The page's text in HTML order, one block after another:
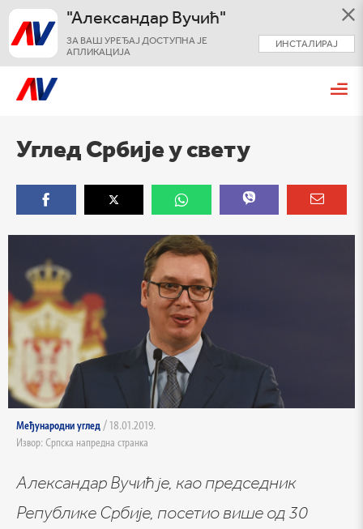
"Александар Вучић"
ИНСТАЛИРАЈ
ЗА ВАШ УРЕЂАЈ ДОСТУПНА ЈЕ
АПЛИКАЦИЈА
Углед Србије у свету
Међународни углед / 18.01.2019.
Извор: Српска напредна странка
Александар Вучић је, као председник
Републике Србије, посетио више од 30